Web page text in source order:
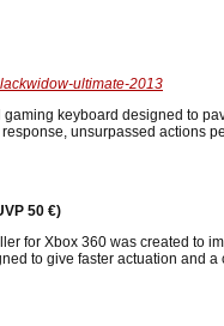
ultimate-2013
keyboard designed to
unsurpassed actions
50 €)
for Xbox 360 was created to
to give faster actuation and a